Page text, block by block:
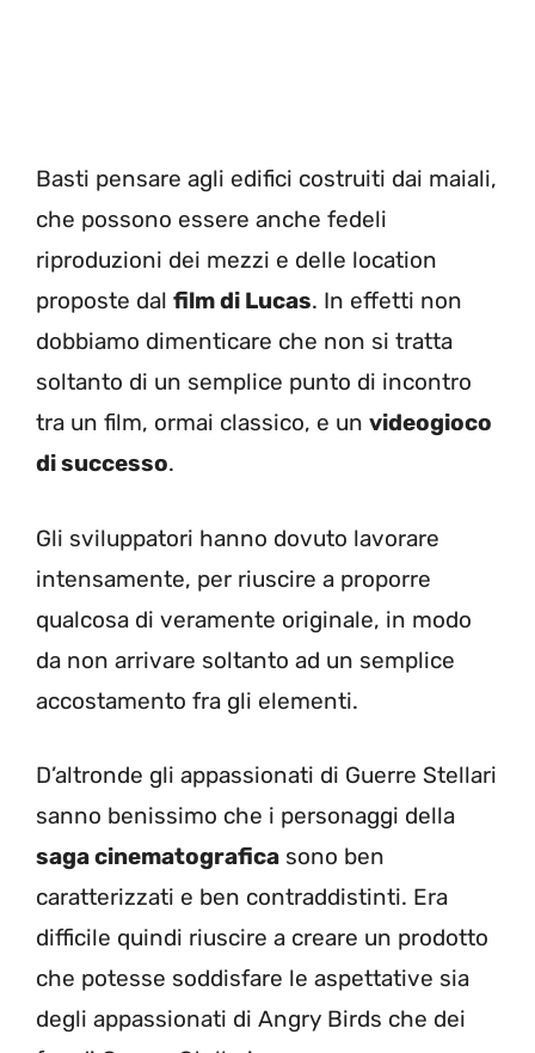
Basti pensare agli edifici costruiti dai maiali,
che possono essere anche fedeli
riproduzioni dei mezzi e delle location
proposte dal film di Lucas. In effetti non
dobbiamo dimenticare che non si tratta
soltanto di un semplice punto di incontro
tra un film, ormai classico, e un videogioco
di successo.
Gli sviluppatori hanno dovuto lavorare
intensamente, per riuscire a proporre
qualcosa di veramente originale, in modo
da non arrivare soltanto ad un semplice
accostamento fra gli elementi.
D’altronde gli appassionati di Guerre Stellari
sanno benissimo che i personaggi della
saga cinematografica sono ben
caratterizzati e ben contraddistinti. Era
difficile quindi riuscire a creare un prodotto
che potesse soddisfare le aspettative sia
degli appassionati di Angry Birds che dei